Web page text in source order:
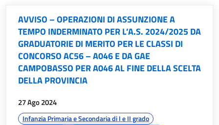
AVVISO – OPERAZIONI DI ASSUNZIONE A
TEMPO INDERMINATO PER L’A.S. 2024/2025 DA
GRADUATORIE DI MERITO PER LE CLASSI DI
CONCORSO AC56 – A046 E DA GAE
CAMPOBASSO PER A046 AL FINE DELLA SCELTA
DELLA PROVINCIA
data:
27 Ago 2024
argomenti:
Infanzia Primaria e Secondaria di I e II grado